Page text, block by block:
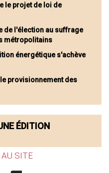
le projet de loi de
de l'élection au suffrage
métropolitains
énergétique s'achève
le provisionnement des
ÉDITION
AU SITE